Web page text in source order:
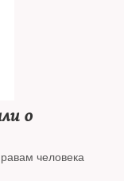
о
человека